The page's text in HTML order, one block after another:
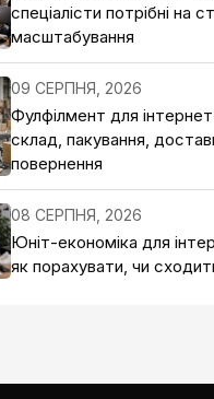
спеціалісти потрібні на
масштабування
09 СЕРПНЯ, 2026
Фулфілмент для
склад, пакування,
повернення
08 СЕРПНЯ, 2026
Юніт-економіка для
як порахувати, чи